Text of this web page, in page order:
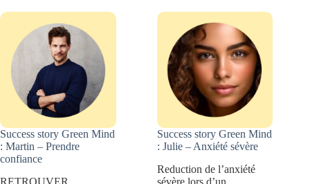
alimentaire
Décider
Success story Green Mind
: Martin – Prendre
confiance
RETROUVER
Success story Green Mind
: Julie – Anxiété sévère
Reduction de l’anxiété
sévère lors d’un